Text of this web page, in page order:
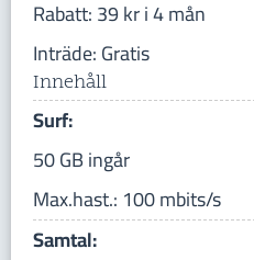
Rabatt: 39 kr i 4 mån
Inträde: Gratis
Innehåll
Surf:
50 GB ingår
Max.hast.: 100 mbits/s
Samtal: